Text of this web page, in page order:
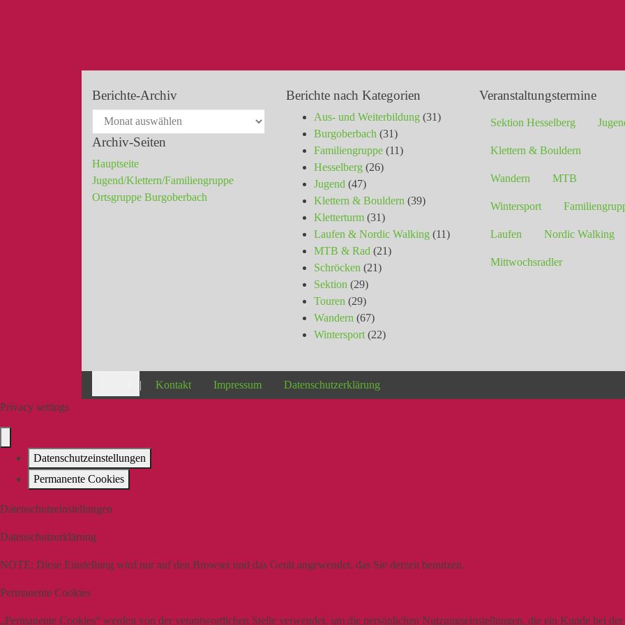
Berichte-Archiv
Archiv-Seiten
Hauptseite
Jugend/Klettern/Familiengruppe
Ortsgruppe Burgoberbach
Berichte nach Kategorien
Aus- und Weiterbildung(31)
Burgoberbach (31)
Familiengruppe(11)
Hesselberg(26)
Jugend (47)
Klettern & Bouldern (39)
Kletterturm(31)
Laufen & Nordic Walking(11)
MTB & Rad (21)
Schröcken (21)
Sektion (29)
Touren (29)
Wandern (67)
Wintersport(22)
Veranstaltungstermine
Sektion Hesselberg
Klettern & Bouldern
Wandern MTB
Wintersport
Laufen Nordic Walking
Mittwochsradler
| Kontakt Impressum
Datenschutzerklärung
Privacy settings
Datenschutzeinstellungen
Permanente Cookies
Datenschutzeinstellungen
Datenschutzerklärung
NOTE: Diese Einstellung wird nur auf den Browser und das Gerät angewendet, das Sie derzeit benutzen.
Permanente Cookies
„Permanente Cookies“ werden von der verantwortlichen Stelle verwendet, um die persönlichen Nutzungseinstellungen, die ein Kunde bei